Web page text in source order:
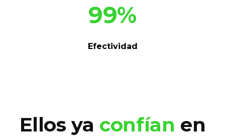
99%
Efectividad
Ellos ya confían en